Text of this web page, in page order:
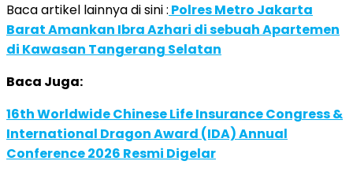
Baca artikel lainnya di sini : Polres Metro Jakarta
Barat Amankan Ibra Azhari di sebuah Apartemen
di Kawasan Tangerang Selatan
Baca Juga:
16th Worldwide Chinese Life Insurance Congress &
International Dragon Award (IDA) Annual
Conference 2026 Resmi Digelar